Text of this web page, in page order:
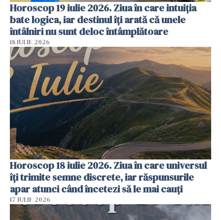
Horoscop 19 iulie 2026. Ziua în care intuiția
bate logica, iar destinul îți arată că unele
întâlniri nu sunt deloc întâmplătoare
18 IULIE 2026
Horoscop 18 iulie 2026. Ziua în care universul
îți trimite semne discrete, iar răspunsurile
apar atunci când încetezi să le mai cauți
17 IULIE 2026